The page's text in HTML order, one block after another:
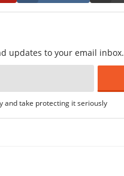
updates to your email inbox.
and take protecting it seriously